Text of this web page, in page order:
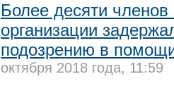
Более десяти
организации
подозрению в
октября 2018 года, 11:59